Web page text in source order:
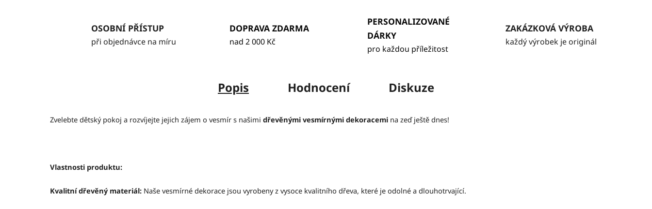
OSOBNÍ PŘÍSTUP
při objednávce na míru
DOPRAVA ZDARMA
nad 2 000 Kč
PERSONALIZOVANÉ
DÁRKY
pro každou příležitost
ZAKÁZKOVÁ VÝROBA
každý výrobek je originál
Popis Hodnocení Diskuze
Zvelebte dětský pokoj a rozvíjejte jejich zájem o vesmír s našimi dřevěnými vesmírnými dekoracemi na zeď ještě dnes!
Vlastnosti produktu:
Kvalitní dřevěný materiál: Naše vesmírné dekorace jsou vyrobeny z vysoce kvalitního dřeva, které je odolné a dlouhotrvající.